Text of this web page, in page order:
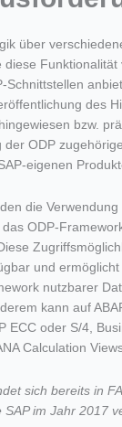
über
Funktionalität
Schnittstellen
des
bzw.
der ODP
eigenen
die
ODP-
und
nutzbarer
kann auf
ECC oder S/4,
Calculation
sich bereits in
im Jahr 2017